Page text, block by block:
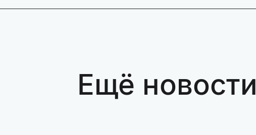
Ещё новости